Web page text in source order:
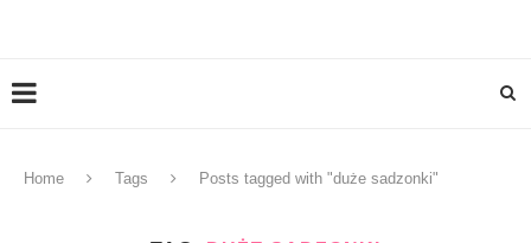
Home Tags Posts tagged with "duże sadzonki"